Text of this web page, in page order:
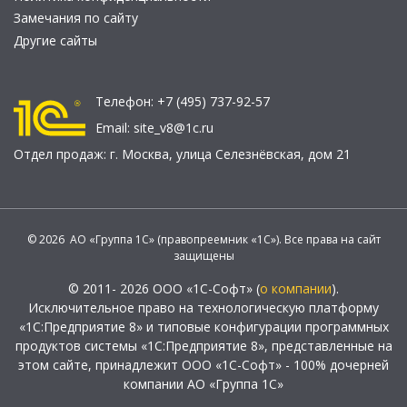
Замечания по сайту
Другие сайты
Телефон: +7 (495) 737-92-57
Email: site_v8@1c.ru
Отдел продаж: г. Москва, улица Селезнёвская, дом 21
© 2026 АО «Группа 1С» (правопреемник «1С»). Все права на сайт
защищены
© 2011- 2026 ООО «1С-Софт» (о компании).
Исключительное право на технологическую платформу
«1С:Предприятие 8» и типовые конфигурации программных
продуктов системы «1С:Предприятие 8», представленные на
этом сайте, принадлежит ООО «1С-Софт» - 100% дочерней
компании АО «Группа 1С»